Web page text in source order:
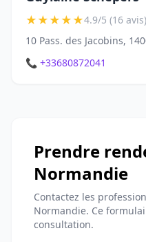
★★★★★4.9/5 (16 avis)
10 Pass. des Jacobins,
📞 +33680872041
Prendre
Normandie
Contactez les
Normandie. Ce
consultation.